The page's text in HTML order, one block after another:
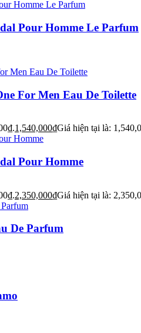
Pour Homme Le Parfum
For Men Eau De Toilette
1,540,000₫Giá hiện tại là:
Pour Homme
2,350,000₫Giá hiện tại là:
De Parfum